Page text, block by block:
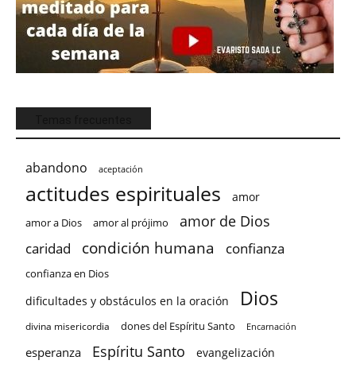
abandono aceptación
actitudes espirituales amor
amor a Dios amor al prójimo amor de Dios
caridad condición humana confianza
confianza en Dios
dificultades y obstáculos en la oración Dios
divina misericordia dones del Espíritu Santo Encarnación
esperanza Espíritu Santo evangelización